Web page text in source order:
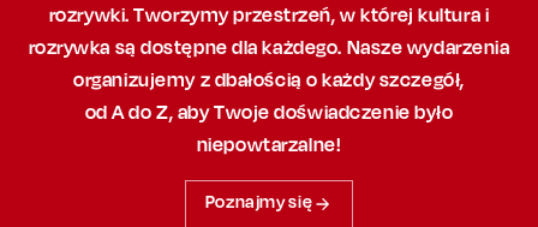
rozrywki. Tworzymy przestrzeń,w której kultura i
rozrywka są dostępne dla każdego. Nasze wydarzenia
organizujemy z dbałością o każdy szczegół,
od A do Z, abyTwoje doświadczenie było
niepowtarzalne!
Poznajmy się